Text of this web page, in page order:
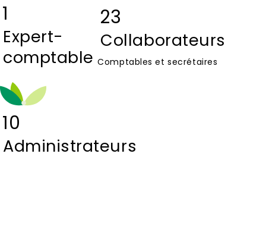
1
Expert-
comptable
23
Collaborateurs
Comptables et secrétaires
10
Administrateurs